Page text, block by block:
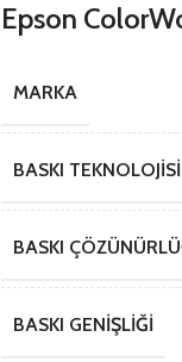
Epson
MARKA
BASKI TEKNOLOJISI
BASKI
BASKI GENIŞLIĞI